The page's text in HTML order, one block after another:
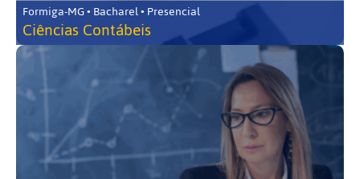
Formiga-MG • Bacharel • Presencial
Ciências Contábeis